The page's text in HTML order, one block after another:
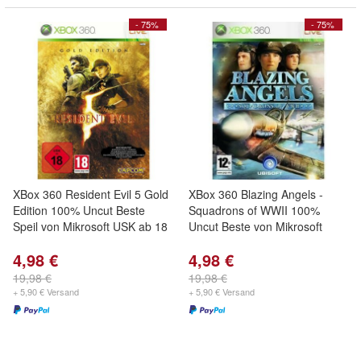
- 75%
XBox 360 Resident Evil 5 Gold
Edition 100% Uncut Beste
Speil von Mikrosoft USK ab 18
4,98 €
19,98 €
+ 5,90 € Versand
- 75%
XBox 360 Blazing Angels -
Squadrons of WWII 100%
Uncut Beste von Mikrosoft
4,98 €
19,98 €
+ 5,90 € Versand